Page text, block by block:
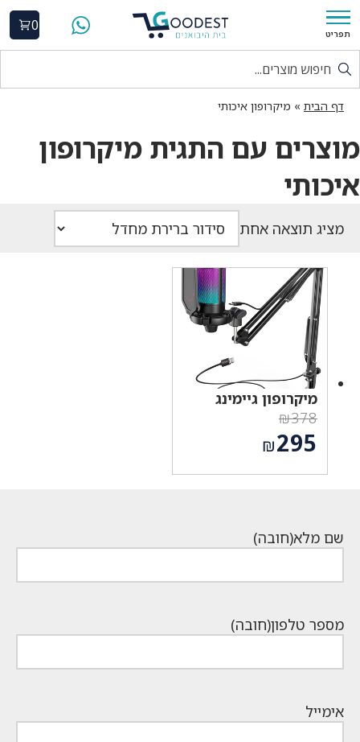
תפריט
0
דף הבית » מיקרופון איכותי
מוצרים עם התגית מיקרופון
איכותי
מציג תוצאה אחת
מיקרופון גיימינג
₪378
המחיר
המקורי
היה:
₪295
שם מלא(חובה)
מספר טלפון(חובה)
אימייל